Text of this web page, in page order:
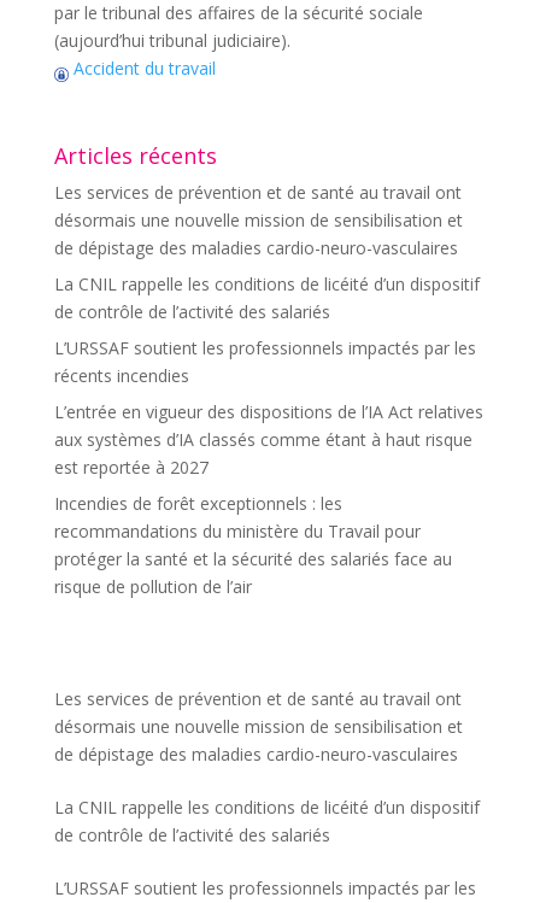
par le tribunal des affaires de la sécurité sociale
(aujourd’hui tribunal judiciaire).
Accident du travail
Articles récents
Les services de prévention et de santé au travail ont
désormais une nouvelle mission de sensibilisation et
de dépistage des maladies cardio-neuro-vasculaires
La CNIL rappelle les conditions de licéité d’un dispositif
de contrôle de l’activité des salariés
L’URSSAF soutient les professionnels impactés par les
récents incendies
L’entrée en vigueur des dispositions de l’IA Act relatives
aux systèmes d’IA classés comme étant à haut risque
est reportée à 2027
Incendies de forêt exceptionnels : les
recommandations du ministère du Travail pour
protéger la santé et la sécurité des salariés face au
risque de pollution de l’air
Les services de prévention et de santé au travail ont
désormais une nouvelle mission de sensibilisation et
de dépistage des maladies cardio-neuro-vasculaires
La CNIL rappelle les conditions de licéité d’un dispositif
de contrôle de l’activité des salariés
L’URSSAF soutient les professionnels impactés par les